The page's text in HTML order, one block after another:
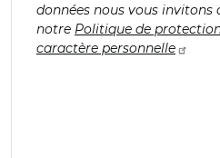
données nous vous invitons
notre Politique de
caractère personnelle